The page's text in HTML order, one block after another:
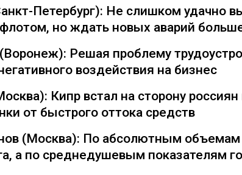
Петербург): Не слишком удачно
но ждать новых аварий
Решая проблему
воздействия на бизнес
Кипр встал на сторону россиян
от быстрого оттока средств
(Москва): По абсолютным объемам
а по среднедушевым показателям